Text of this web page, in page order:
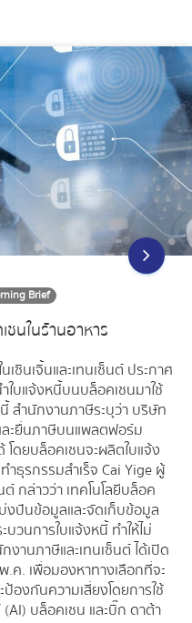
Brief
นในร้านอาหาร
ซินเจิ้นและเทนเซ็นต์ ประกาศ
ใบแจ้งหนี้บนบล็อคเชนมาใช้
สำนักงานภาษีระบุว่า บริษัท
ละยื่นภาษีบนแพลตฟอร์ม
ดยบล็อคเชนจะผลิตใบแจ้ง
ธุรกรรมสำเร็จ Cai Yige ผู้
กล่าวว่า เทคโนโลยีบล็อค
งปันข้อมูลและจัดเก็บข้อมูล
วนการใบแจ้งหนี้ ทำให้ไม่
งานภาษีและเทนเซ็นต์ ได้เปิด
. เพื่อมองหาทางเลือกที่จะ
องกันความเสี่ยงโดยการใช้
บล็อคเชน และบิ๊ก ดาต้า